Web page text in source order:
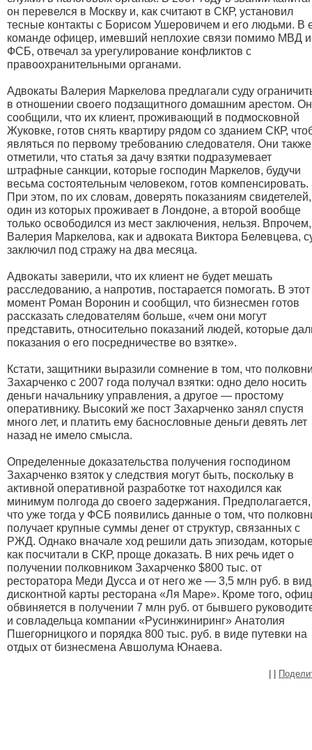
он перевелся в Москву и, как считают в СКР, установил
тесные контакты с Борисом Ушеровичем и его людьми. В
команде офицер, имевший неплохие связи помимо МВД
ФСБ, отвечал за урегулирование конфликтов с
правоохранительными органами.
Адвокаты Валерия Маркелова предлагали суду
в отношении своего подзащитного домашним арестом.
сообщили, что их клиент, проживающий в подмосковной
Жуковке, готов снять квартиру рядом со зданием СКР,
являться по первому требованию следователя. Они также
отметили, что статья за дачу взятки подразумевает
штрафные санкции, которые господин Маркелов, будучи
весьма состоятельным человеком, готов компенсировать.
При этом, по их словам, доверять показаниям свидетелей,
один из которых проживает в Лондоне, а второй вообще
только освободился из мест заключения, нельзя. Впрочем,
Валерия Маркелова, как и адвоката Виктора Белевцева,
заключил под стражу на два месяца.
Адвокаты заверили, что их клиент не будет мешать
расследованию, а напротив, постарается помогать. В этот
момент Роман Воронин и сообщил, что бизнесмен готов
рассказать следователям больше, «чем они могут
представить, относительно показаний людей, которые
показания о его посредничестве во взятке».
Кстати, защитники выразили сомнение в том, что
Захарченко с 2007 года получал взятки: одно дело носить
деньги начальнику управления, а другое — простому
оперативнику. Высокий же пост Захарченко занял спустя
много лет, и платить ему баснословные деньги девять лет
назад не имело смысла.
Определенные доказательства получения господином
Захарченко взяток у следствия могут быть, поскольку в
активной оперативной разработке тот находился как
минимум полгода до своего задержания. Предполагается,
что уже тогда у ФСБ появились данные о том, что
получает крупные суммы денег от структур, связанных с
РЖД. Однако вначале ход решили дать эпизодам,
как посчитали в СКР, проще доказать. В них речь идет о
получении полковником Захарченко $800 тыс. от
ресторатора Меди Дусса и от него же — 3,5 млн руб. в
дисконтной карты ресторана «Ля Маре». Кроме того,
обвиняется в получении 7 млн руб. от бывшего
и совладельца компании «Русинжиниринг» Анатолия
Пшегорницкого и порядка 800 тыс. руб. в виде путевки на
отдых от бизнесмена Авшолума Юнаева.